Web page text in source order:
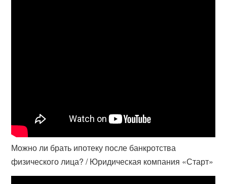
Можно ли брать ипотеку после банкротства
физического лица? / Юридическая компания «Старт»